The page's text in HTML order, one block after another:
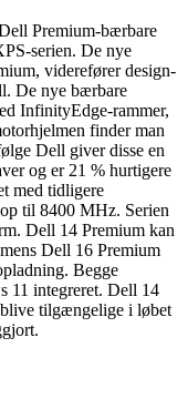
Premium-bærbare
serien. De nye
viderefører design-
De nye bærbare
InfinityEdge-rammer,
finder man
Dell giver disse en
og er 21 % hurtigere
med tidligere
til 8400 MHz. Serien
Dell 14 Premium kan
Dell 16 Premium
Begge
11 integreret. Dell 14
tilgængelige i løbet